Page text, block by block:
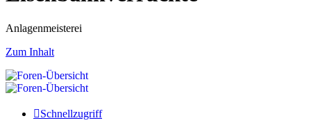
Anlagenmeisterei
Zum Inhalt
Schnellzugriff